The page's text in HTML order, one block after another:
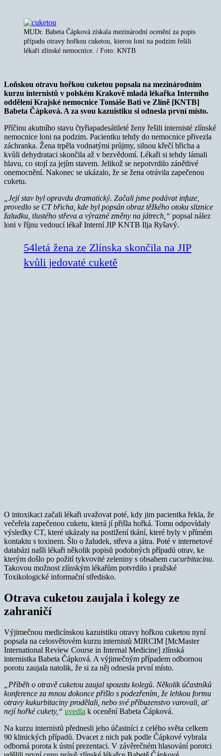
MUDr. Babeta Čápková získala mezinárodní ocenění za popis
případu otravy hořkou cuketou, kterou loni na podzim řešili
lékaři zlínské nemocnice. / Foto: KNTB
Loňskou otravu hořkou cuketou popsala na mezinárodním
kurzu internistů v polském Krakově mladá lékařka Interního
oddělení Krajské nemocnice Tomáše Bati ve Zlíně [KNTB]
Babeta Čápková. A za svou kazuistiku si odnesla první místo.
Příčinu akutního stavu čtyřiapadesátileté ženy řešili internisté zlínské
nemocnice loni na podzim. Pacientku tehdy do nemocnice přivezla
záchranka. Žena trpěla vodnatými průjmy, silnou křečí břicha a
kvůli dehydrataci skončila až v bezvědomí. Lékaři si tehdy lámali
hlavu, co stojí za jejím stavem. Jelikož se nepotvrdilo zánětlivé
onemocnění. Nakonec se ukázalo, že se žena otrávila zapečenou
cuketu.
„Její stav byl opravdu dramatický. Začali jsme podávat infuze,
provedlo se CT břicha, kde byl popsán obraz těžkého otoku sliznice
žaludku, tlustého střeva a výrazné změny na játrech,“ popsal nález
loni v říjnu vedoucí lékař Interní JIP KNTB Ilja Ryšavý.
54letá žena ze Zlínska skončila na JIP
kvůli jedovaté cuketě
O intoxikaci začali lékaři uvažovat poté, kdy jim pacientka řekla, že
večeřela zapečenou cuketu, která jí přišla hořká. Tomu odpovídaly
výsledky CT, které ukázaly na postižení tkání, které byly v přímém
kontaktu s toxinem. Šlo o žaludek, střeva a játra. Poté v internetové
databázi našli lékaři několik popisů podobných případů otrav, ke
kterým došlo po požití tykvovité zeleniny s obsahem cucurbitacinu.
Takovou možnost zlínským lékařům potvrdilo i pražské
Toxikologické informační středisko.
Otrava cuketou zaujala i kolegy ze
zahraničí
Výjimečnou medicínskou kazuistiku otravy hořkou cuketou nyní
popsala na celosvětovém kurzu internistů MIRCIM [McMaster
International Review Course in Internal Medicine] zlínská
internistka Babeta Čápková. A výjimečným případem odbornou
porotu zaujala natolik, že si za něj odnesla první místo.
„Příběh o otravě cuketou zaujal spoustu kolegů. Několik účastníků
konference za mnou dokonce přišlo s podezřením, že lehkou formu
otravy kukurbitaciny prodělali, nebo své příbuzenstvo varovali, ať
nejí hořké cukety,“ uvedla k ocenění Babeta Čápková.
Na kurzu internistů přednesli jeho účastníci z celého světa celkem
90 klinických případů. Dvacet z nich pak podle Čápkové vybrala
odborná porota k ústní prezentaci. V závěrečném hlasování porotci